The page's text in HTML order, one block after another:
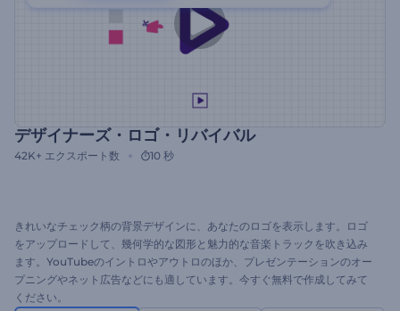
デザイナーズ・ロゴ・リバイバル
42K+ エクスポート数 10 秒
きれいなチェック柄の背景デザインに、あなたのロゴを表示します。ロゴ
をアップロードして、幾何学的な図形と魅力的な音楽トラックを吹き込み
ます。YouTubeのイントロやアウトロのほか、プレゼンテーションのオー
プニングやネット広告などにも適しています。今すぐ無料で作成してみて
ください。